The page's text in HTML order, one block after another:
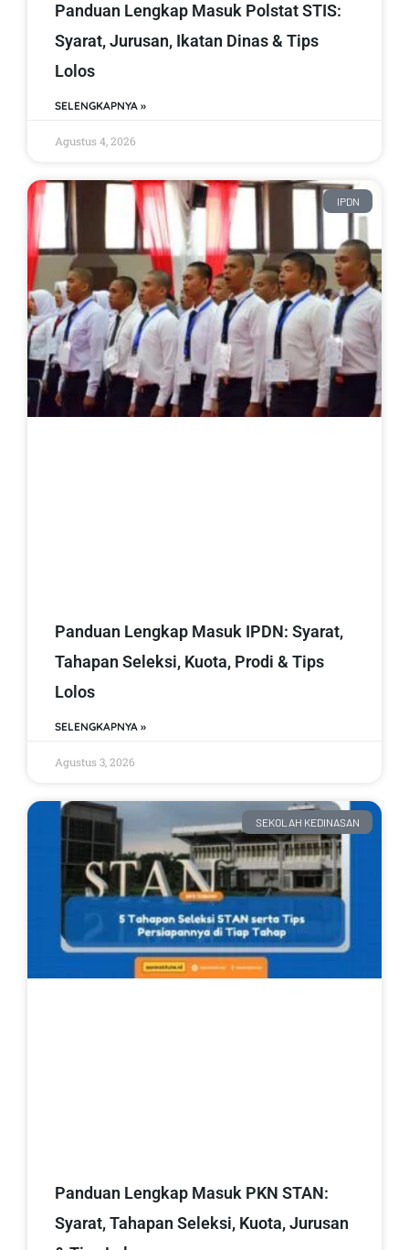
Panduan Lengkap Masuk Polstat STIS:
Syarat, Jurusan, Ikatan Dinas & Tips
Lolos
SELENGKAPNYA »
Agustus 4, 2026
IPDN
Panduan Lengkap Masuk IPDN: Syarat,
Tahapan Seleksi, Kuota, Prodi & Tips
Lolos
SELENGKAPNYA »
Agustus 3, 2026
SEKOLAH KEDINASAN
Panduan Lengkap Masuk PKN STAN:
Syarat, Tahapan Seleksi, Kuota, Jurusan